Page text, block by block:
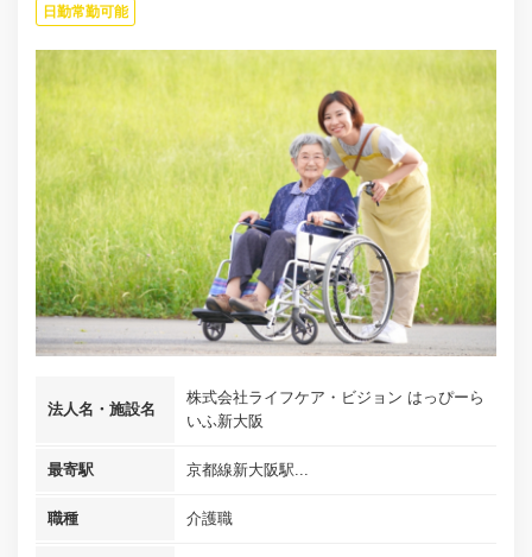
日勤常勤可能
法人名・施設名
株式会社ライフケア・ビジョン はっぴーら
いふ新大阪
最寄駅 京都線新大阪駅...
職種 介護職